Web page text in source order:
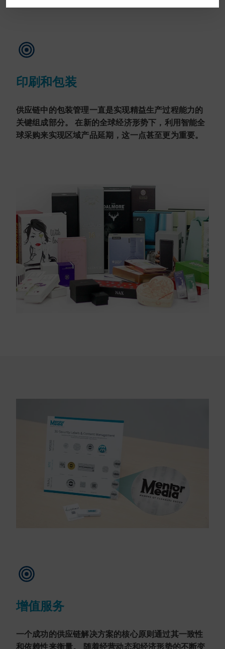
印刷和包装
供应链中的包装管理一直是实现精益生产过程能力的
关键组成部分。 在新的全球经济形势下，利用智能全
球采购来实现区域产品延期，这一点甚至更为重要。
增值服务
一个成功的供应链解决方案的核心原则通过其一致性
和依赖性来衡量。 随着经营动态和经济形势的不断变